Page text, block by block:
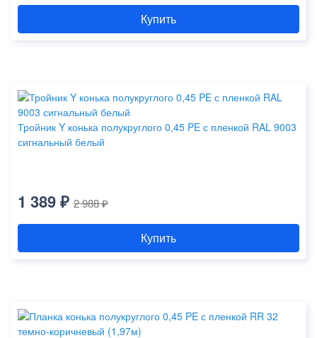
Купить
Тройник Y конька полукруглого 0,45 PE с пленкой RAL 9003
сигнальный белый
1 389 ₽ 2 988 ₽
Купить